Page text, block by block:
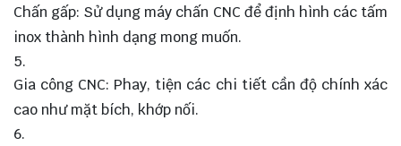
Chấn gấp: Sử dụng máy chấn CNC để định hình các tấm
inox thành hình dạng mong muốn.
Gia công CNC: Phay, tiện các chi tiết cần độ chính xác
cao như mặt bích, khớp nối.